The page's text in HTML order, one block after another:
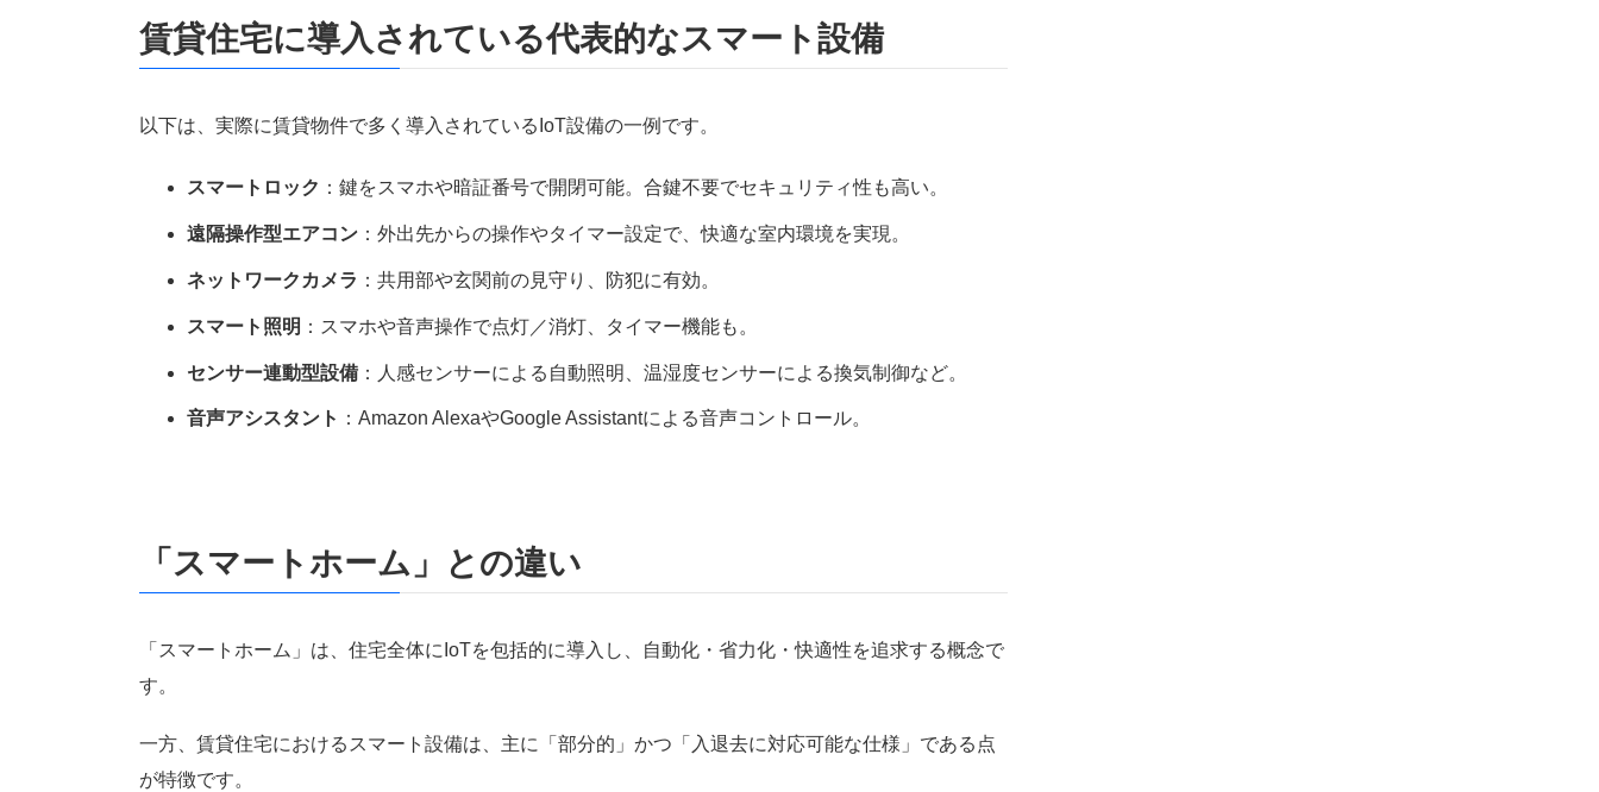
賃貸住宅に導入されている代表的なスマート設備
以下は、実際に賃貸物件で多く導入されているIoT設備の一例です。
スマートロック ：鍵をスマホや暗証番号で開閉可能。合鍵不要でセキュリティ性も高い。
遠隔操作型エアコン ：外出先からの操作やタイマー設定で、快適な室内環境を実現。
ネットワークカメラ ：共用部や玄関前の見守り、防犯に有効。
スマート照明 ：スマホや音声操作で点灯／消灯、タイマー機能も。
センサー連動型設備 ：人感センサーによる自動照明、温湿度センサーによる換気制御など。
音声アシスタント ：Amazon AlexaやGoogle Assistantによる音声コントロール。
「スマートホーム」との違い
「スマートホーム」は、住宅全体にIoTを包括的に導入し、自動化・省力化・快適性を追求する概念で
す。
一方、賃貸住宅におけるスマート設備は、主に「部分的」かつ「入退去に対応可能な仕様」である点
が特徴です。